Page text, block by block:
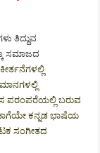
ತಿದ್ದುವ
ಸಮಾಜದ
ಪರಂಪರೆಯಲ್ಲಿ ಬರುವ
ಹಾಗೆಯೇಕನ್ನಡಭಾಷೆಯ
ಸಂಗೀತದ